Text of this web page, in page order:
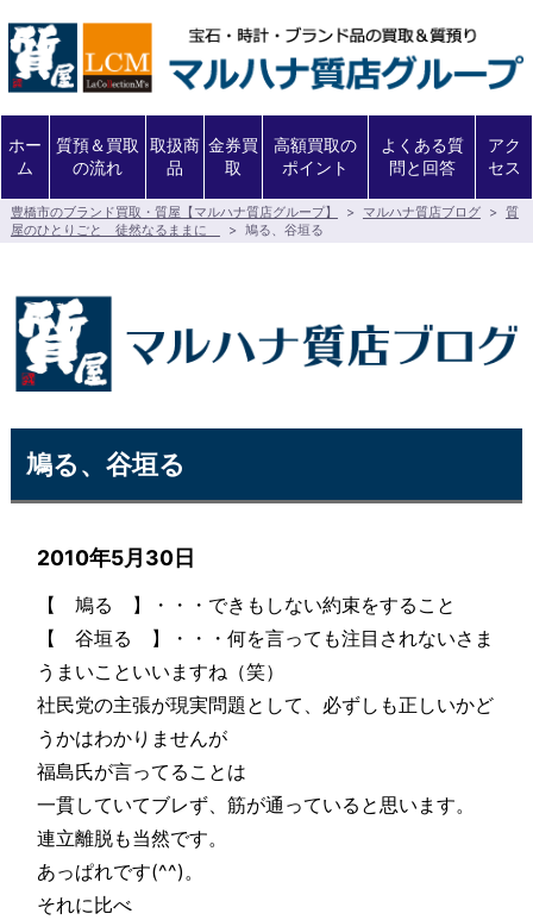
ホー
ム
質預＆買取
の流れ
取扱商
品
金券買
取
高額買取の
ポイント
よくある質
問と回答
アク
セス
豊橋市のブランド買取・質屋【マルハナ質店グループ】 > マルハナ質店ブログ > 質
屋のひとりごと 徒然なるままに
> 鳩る、谷垣る
鳩る、谷垣る
2010年5月30日
【 鳩る 】・・・できもしない約束をすること
【 谷垣る 】・・・何を言っても注目されないさま
うまいこといいますね（笑）
社民党の主張が現実問題として、必ずしも正しいかど
うかはわかりませんが
福島氏が言ってることは
一貫していてブレず、筋が通っていると思います。
連立離脱も当然です。
あっぱれです(^^)。
それに比べ